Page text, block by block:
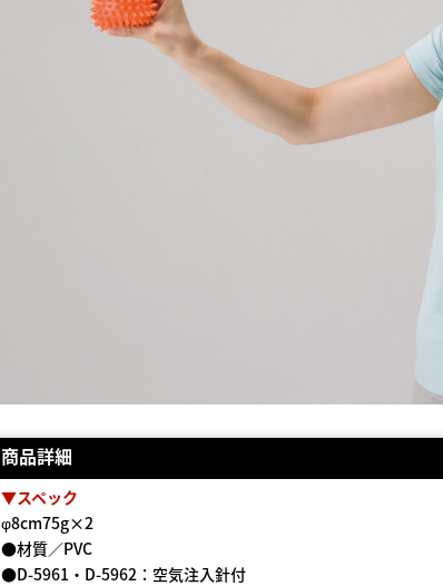
商品詳細
▼スペック
φ8cm75g×2
●材質／PVC
●D-5961・D-5962：空気注入針付